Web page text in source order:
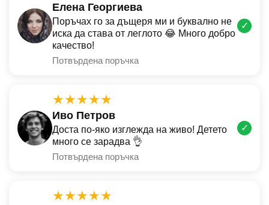
Елена Георгиева
Поръчах го за дъщеря ми и буквално не
иска да става от леглото 😂 Много добро
качество!
Потвърдена поръчка
✓
★★★★★
Иво Петров
Доста по-яко изглежда на живо! Детето
много се зарадва 👌
Потвърдена поръчка
✓
★★★★★